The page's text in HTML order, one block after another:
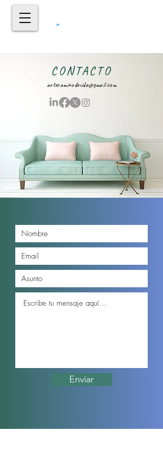
CONTACTO
artecaminodevida@gmail.com
Enviar